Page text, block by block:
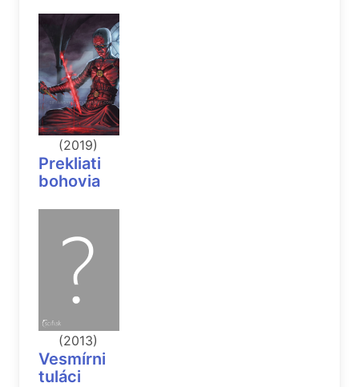
(2019)
Prekliati
bohovia
(2013)
Vesmírni
tuláci